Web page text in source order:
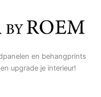
en behangprints
upgrade je interieur!